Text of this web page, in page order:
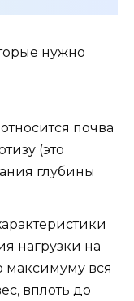
нужно
почва
(это
глубины
нагрузки на
максимуму вся
вплоть до